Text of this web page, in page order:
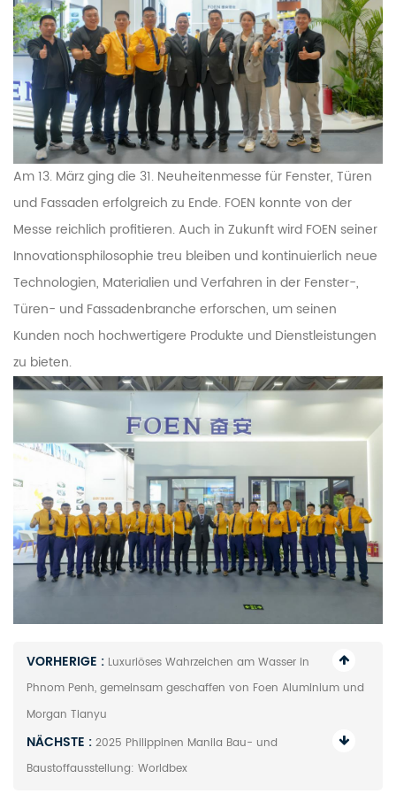
Am 13. März ging die 31. Neuheitenmesse für Fenster, Türen
und Fassaden erfolgreich zu Ende. FOEN konnte von der
Messe reichlich profitieren. Auch in Zukunft wird FOEN seiner
Innovationsphilosophie treu bleiben und kontinuierlich neue
Technologien, Materialien und Verfahren in der Fenster-,
Türen- und Fassadenbranche erforschen, um seinen
Kunden noch hochwertigere Produkte und Dienstleistungen
zu bieten.
VORHERIGE : Luxuriöses Wahrzeichen am Wasser in
Phnom Penh, gemeinsam geschaffen von Foen Aluminium und
Morgan Tianyu
NÄCHSTE : 2025 Philippinen Manila Bau- und
Baustoffausstellung: Worldbex